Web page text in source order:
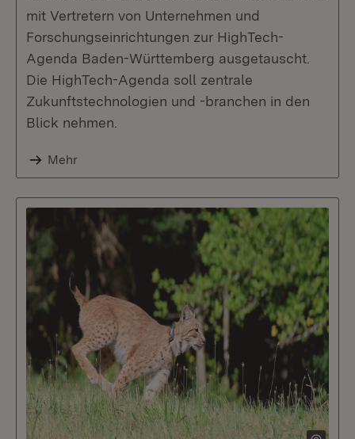
mit Vertretern von Unternehmen und
Forschungseinrichtungen zur HighTech-
Agenda Baden-Württemberg ausgetauscht.
Die HighTech-Agenda soll zentrale
Zukunftstechnologien und -branchen in den
Blick nehmen.
Mehr